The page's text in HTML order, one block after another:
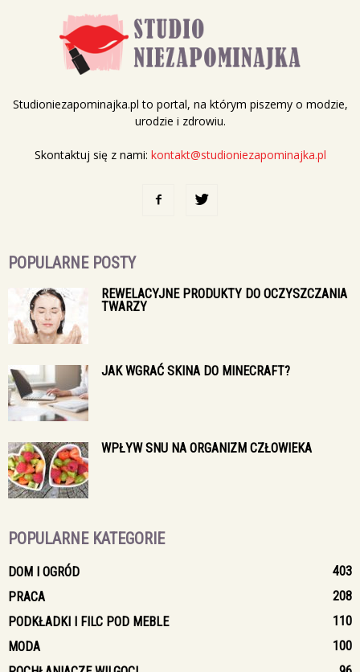
Studioniezapominajka.pl to portal, na którym piszemy o modzie,
urodzie i zdrowiu.
Skontaktuj się z nami: kontakt@studioniezapominajka.pl
POPULARNE POSTY
REWELACYJNE PRODUKTY DO OCZYSZCZANIA
TWARZY
JAK WGRAĆ SKINA DO MINECRAFT?
WPŁYW SNU NA ORGANIZM CZŁOWIEKA
POPULARNE KATEGORIE
DOM I OGRÓD
403
PRACA
208
PODKŁADKI I FILC POD MEBLE
110
MODA
100